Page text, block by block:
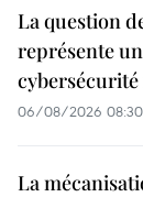
La question
représente
06/08/2026 08:30
La